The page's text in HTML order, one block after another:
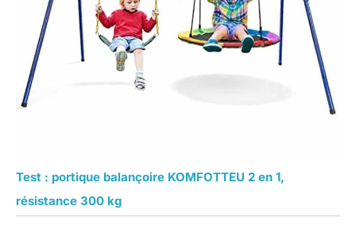
Test : portique balançoire KOMFOTTEU 2 en 1,
résistance 300 kg